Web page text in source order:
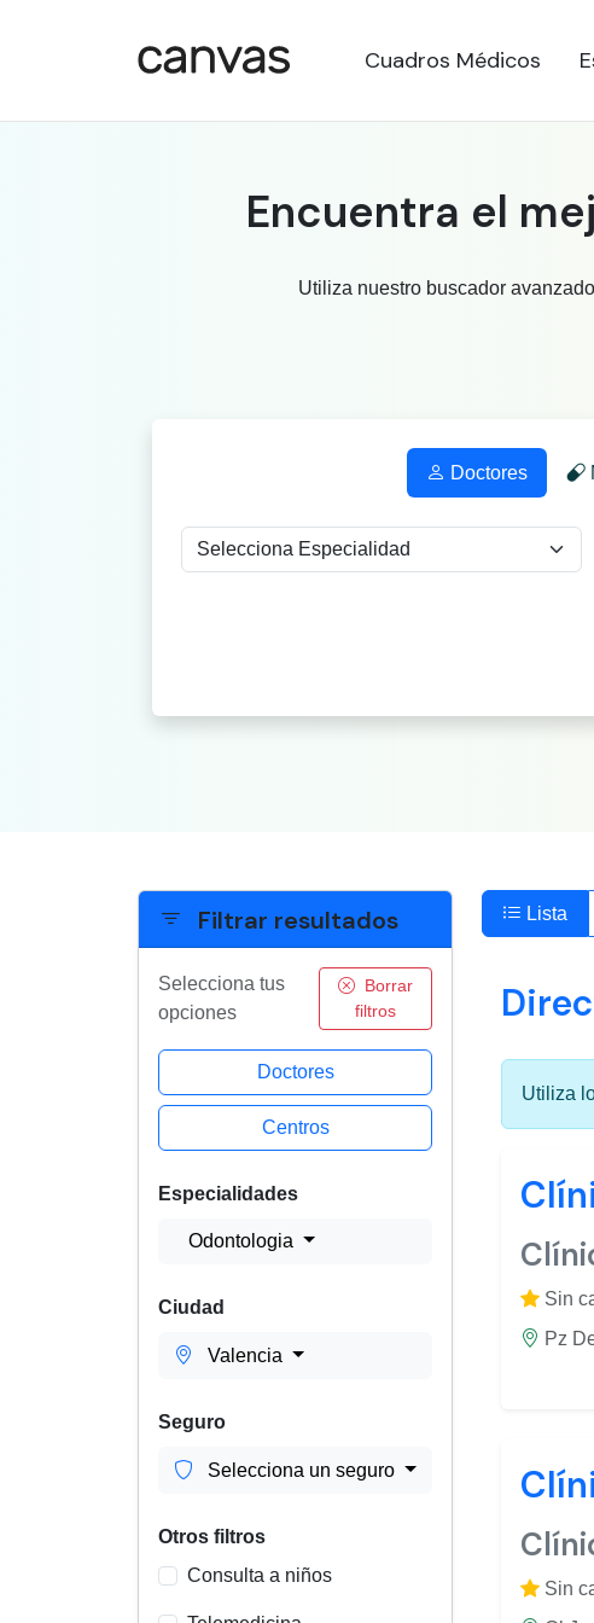
Cuadros Médicos
Encuentra el
Utiliza nuestro buscador
Doctores
Filtrar resultados
Selecciona tus
opciones
Borrar
filtros
Doctores
Centros
Especialidades
Odontologia
Ciudad
Valencia
Seguro
Selecciona un seguro
Otros filtros
Consulta a niños
Lista
Utiliza
Sin
Pz
Sin